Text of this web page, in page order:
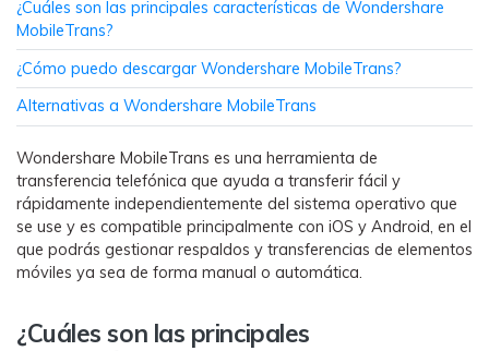
WhatsApp.
Transferencia de Datos de un
Celular a Otro
videos, SMS y otros tipos de
archivos de un teléfono a otro y a la
PC.
¿Cuáles son las principales características de Wondershare
MobileTrans?
¿Cómo puedo descargar Wondershare MobileTrans?
Alternativas a Wondershare MobileTrans
Wondershare MobileTrans es una herramienta de
transferencia telefónica que ayuda a transferir fácil y
rápidamente independientemente del sistema operativo que
se use y es compatible principalmente con iOS y Android, en el
que podrás gestionar respaldos y transferencias de elementos
móviles ya sea de forma manual o automática.
¿Cuáles son las principales